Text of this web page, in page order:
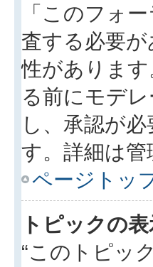
「このフォ
査する必要
性がありま
る前にモデ
し、承認が
す。詳細は
ページトッ
トピックの
“このトピッ